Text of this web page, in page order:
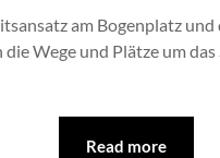
am Bogenplatz
Wege und Plätze um
Read more